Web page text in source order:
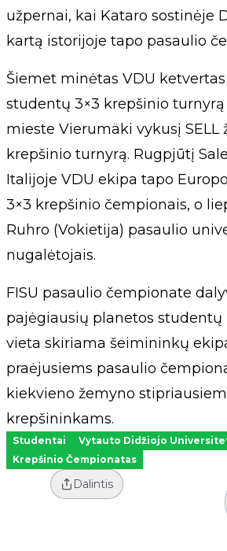
užpernai, kai Kataro sostinėje
kartą istorijoje tapo pasaulio
Šiemet minėtas VDU
studentų 3×3 krepšinio
mieste Vierumäki vykusį SELL
krepšinio turnyrą. Rugpjūtį
Italijoje VDU ekipa tapo
3×3 krepšinio čempionais, o
Ruhro (Vokietija) pasaulio
nugalėtojais.
FISU pasaulio čempionate
pajėgiausių planetos studentų
vieta skiriama šeimininkų
praėjusiems pasaulio
kiekvieno žemyno
krepšininkams.
Studentai
Vytauto Didžiojo
Krepšinio Čempionatas
Dalintis